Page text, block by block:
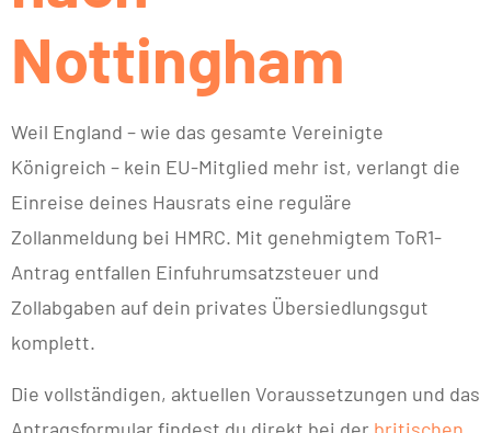
Nottingham
Weil England – wie das gesamte Vereinigte
Königreich – kein EU-Mitglied mehr ist, verlangt die
Einreise deines Hausrats eine reguläre
Zollanmeldung bei HMRC. Mit genehmigtem ToR1-
Antrag entfallen Einfuhrumsatzsteuer und
Zollabgaben auf dein privates Übersiedlungsgut
komplett.
Die vollständigen, aktuellen Voraussetzungen und das
Antragsformular findest du direkt bei der britischen